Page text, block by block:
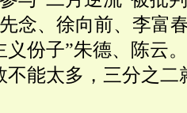
念、徐向前、李富
义份子”朱德、陈云
不能太多，三分之二